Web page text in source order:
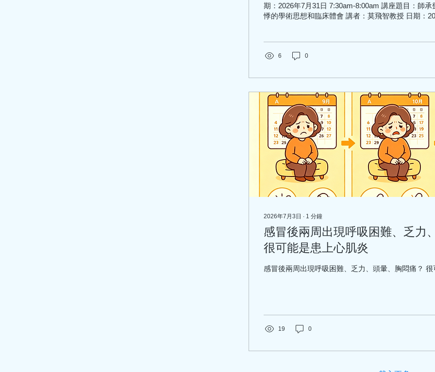
期：2026年7月31日 7:30am-8:00am 講座題目：師
悸的學術思想和臨床體會 講者：莫飛智教授 日期：
6 0
2026年7月3日 ∙ 1 分鐘
感冒後兩周出現呼吸困難、乏力
很可能是患上心肌炎
感冒後兩周出現呼吸困難、乏力、頭暈、胸悶痛？
19 0